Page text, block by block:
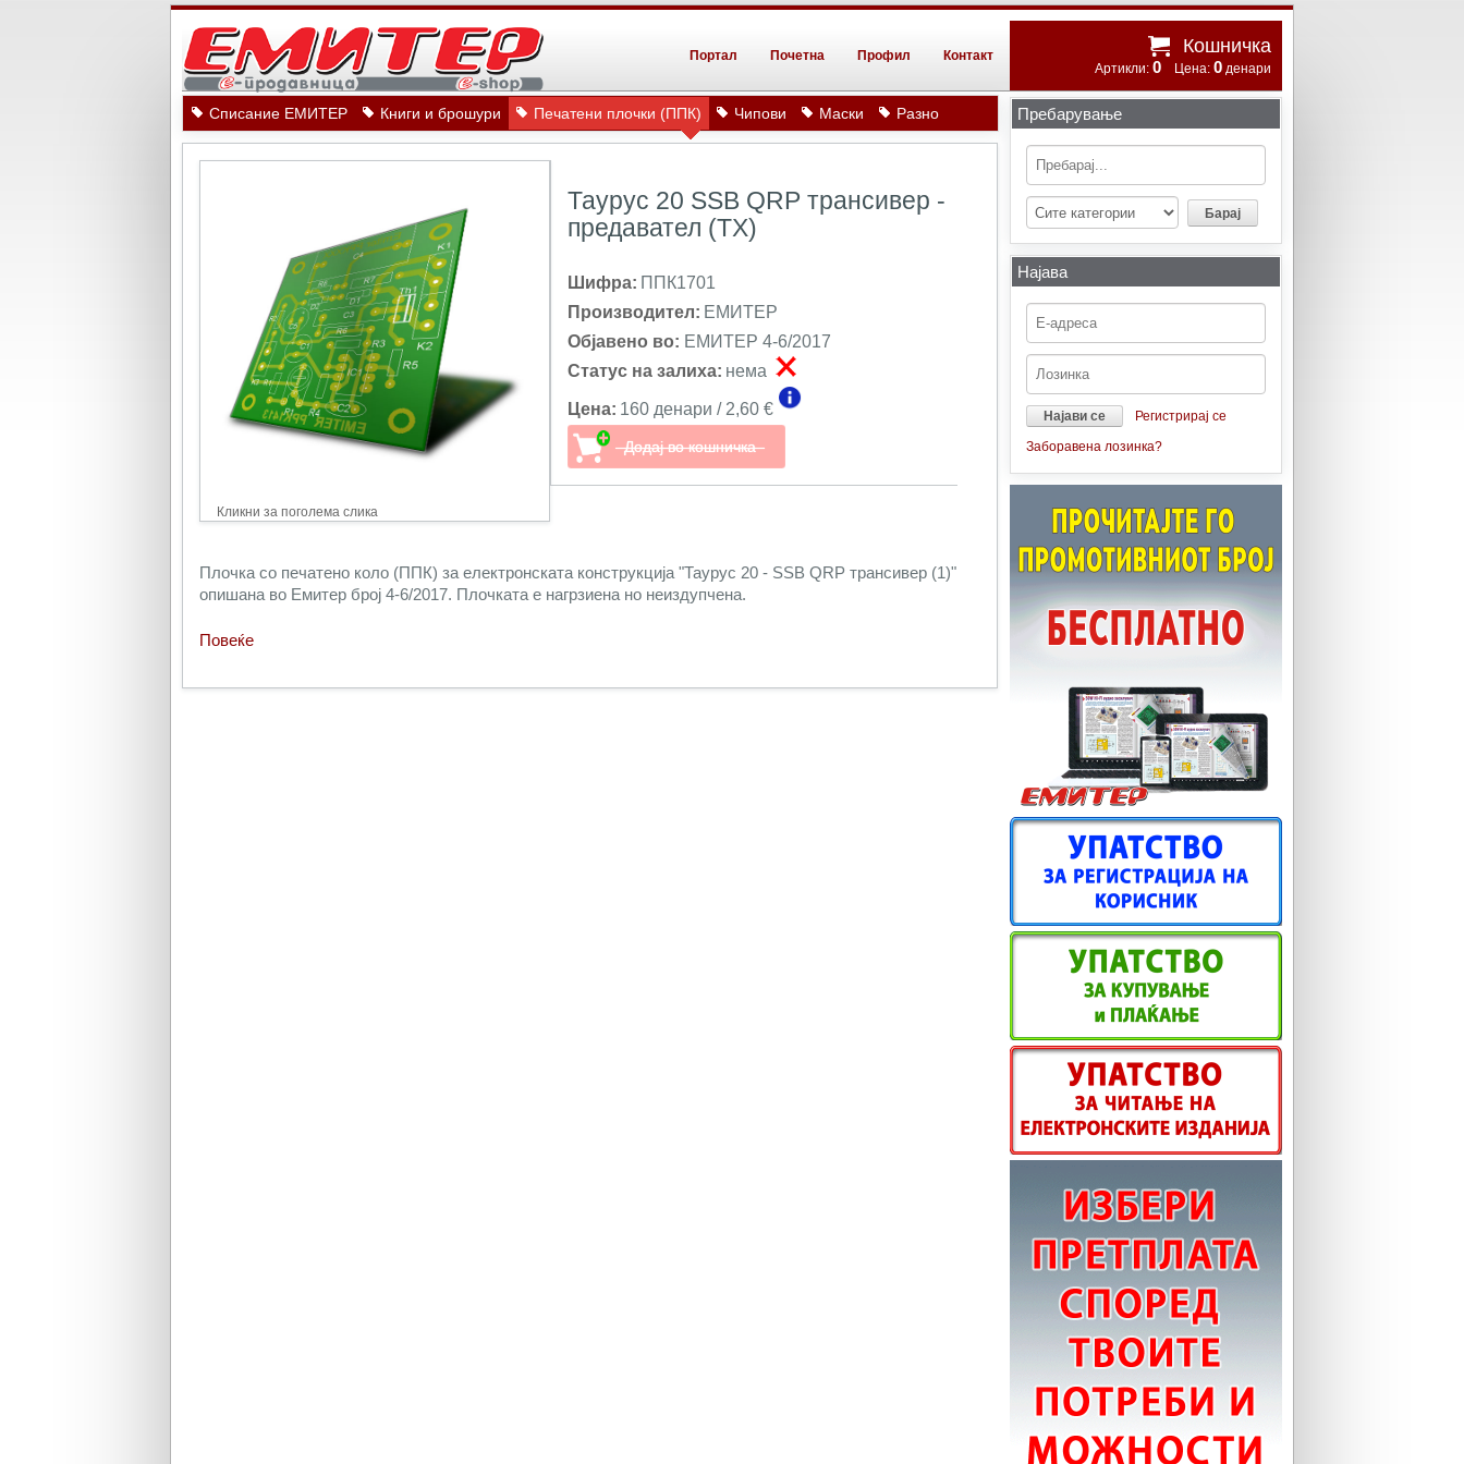
Кошничка
Артикли: 0 Цена: 0 денари
Портал Почетна Профил Контакт
Списание ЕМИТЕР Книги и брошури Печатени плочки (ППК) Чипови Маски Разно
Кликни за поголема слика
Таурус 20 SSB QRP трансивер -
предавател (TX)
Шифра: ППК1701
Производител: ЕМИТЕР
Објавено во: ЕМИТЕР 4-6/2017
Статус на залиха: нема
Цена: 160 денари / 2,60 €
Плочка со печатено коло (ППК) за електронската конструкција "Таурус 20 - SSB QRP трансивер (1)"
опишана во Емитер број 4-6/2017. Плочката е нагрзиена но неиздупчена.
Повеќе
Пребарување
Најава
Регистрирај се
Заборавена лозинка?